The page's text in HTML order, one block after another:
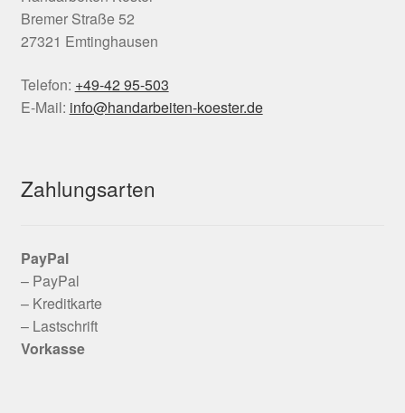
Bremer Straße 52
27321 Emtinghausen
Telefon: +49-42 95-503
E-Mail: info@handarbeiten-koester.de
Zahlungsarten
PayPal
– PayPal
– Kreditkarte
– Lastschrift
Vorkasse